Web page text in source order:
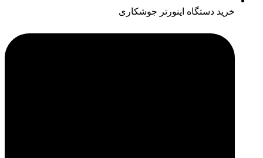
خرید دستگاه اینورتر جوشکاری